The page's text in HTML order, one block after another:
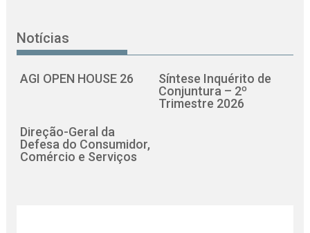
Notícias
AGI OPEN HOUSE 26
Síntese Inquérito de
Conjuntura – 2º
Trimestre 2026
Direção-Geral da
Defesa do Consumidor,
Comércio e Serviços